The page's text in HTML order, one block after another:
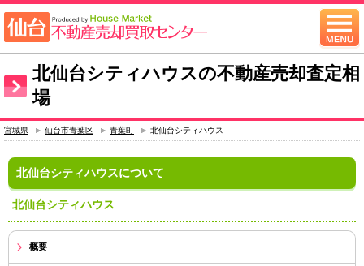
北仙台シティハウスの不動産売却査定相
場
宮城県 仙台市青葉区 青葉町 北仙台シティハウス
北仙台シティハウスについて
北仙台シティハウス
概要